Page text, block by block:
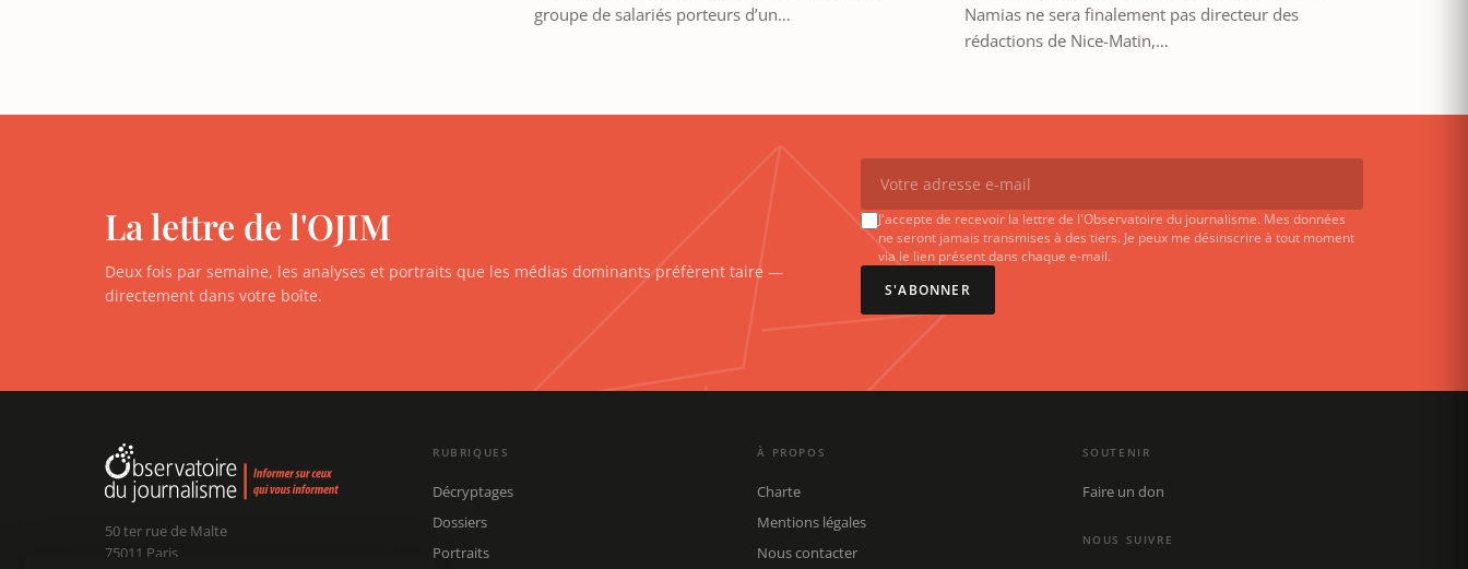
groupe de salariés porteurs d’un…
Namias ne sera finalement pas directeur des
rédactions de Nice-Matin,…
La lettre de l'OJIM
Deux fois par semaine, les analyses et portraits que les médias dominants préfèrent taire —
directement dans votre boîte.
J'accepte de recevoir la lettre de l'Observatoire du journalisme. Mes données
ne seront jamais transmises à des tiers. Je peux me désinscrire à tout moment
via le lien présent dans chaque e-mail.
S'ABONNER
50 ter rue de Malte
75011 Paris
RUBRIQUES
Décryptages
Dossiers
Portraits
À PROPOS
Charte
Mentions légales
Nous contacter
SOUTENIR
Faire un don
NOUS SUIVRE